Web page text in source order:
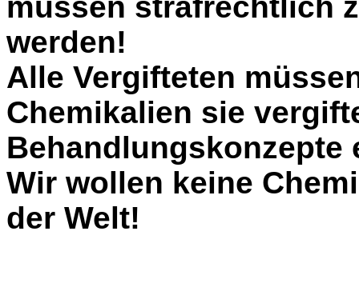
werden!
Alle Vergifteten
Chemikalien sie
Behandlungskonzepte
Wir wollen keine
der Welt!